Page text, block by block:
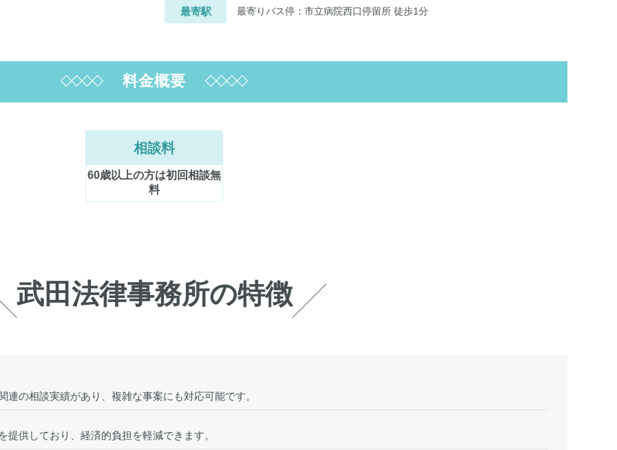
最寄駅 最寄りバス停：市立病院西口停留所 徒歩1分
料金概要
相談料
60歳以上の方は初回相談無
料
武田法律事務所の特徴
の相談実績があり、複雑な事案にも対応可能です。
供しており、経済的負担を軽減できます。